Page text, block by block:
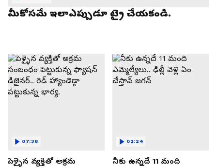
మీకోసమే ఇలాఎప్పుడూ ట్రై చేయకండి.
పెళ్ళైన వ్యక్తితో అక్రమ
07:38
నీకు ఉన్నదే 11 మంది
02:24